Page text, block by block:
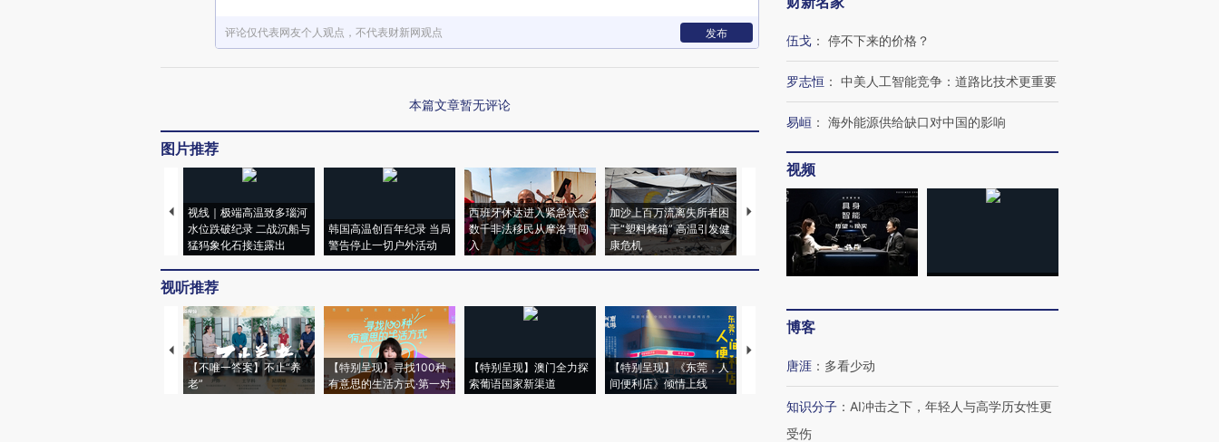
评论仅代表网友个人观点，不代表财新网观点 发布
本篇文章暂无评论
图片推荐
视线｜极端高温致多瑙河
水位跌破纪录 二战沉船与
猛犸象化石接连露出
韩国高温创百年纪录 当局
警告停止一切户外活动
西班牙休达进入紧急状态
数千非法移民从摩洛哥闯
入
加沙上百万流离失所者困
于“塑料烤箱” 高温引发健
康危机
视线｜HYROX的吸金
术：是什么让中产们甘
心“花钱找虐”？
粒摇头丸 尿检体内含3种
毒品
视听推荐
【不唯一答案】不止“养
老”
【特别呈现】寻找100种
有意思的生活方式·第一对
【特别呈现】澳门全力探
索葡语国家新渠道
【特别呈现】《东莞，人
间便利店》倾情上线
【推广】走进第四届链博
会，让数智科技“链”接产
有意思的生活方式·第三对
住三大增长引擎是什么？
伍戈 ： 停不下来的价格？
罗志恒 ： 中美人工智能竞争：道路比技术更重要
易峘 ： 海外能源供给缺口对中国的影响
视频
博客
唐涯 ： 多看少动
知识分子 ： AI冲击之下，年轻人与高学历女性更
受伤